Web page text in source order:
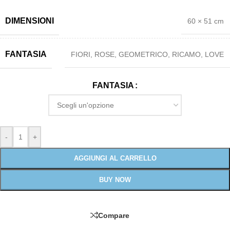
DIMENSIONI 60 × 51 cm
FANTASIA FIORI, ROSE, GEOMETRICO, RICAMO, LOVE
FANTASIA
- +
AGGIUNGI AL CARRELLO
BUY NOW
Compare